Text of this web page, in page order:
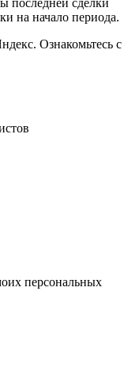
последней сделки
на начало периода.
Ознакомьтесь с
персональных